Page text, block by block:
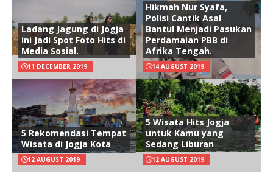
Ladang Jagung di Jogja
ini Jadi Spot Foto Hits di
Media Sosial.
11 DECEMBER 2019
Hikmah Nur Syafa,
Polisi Cantik Asal
Bantul Menjadi Pasukan
Perdamaian PBB di
Afrika Tengah.
14 AUGUST 2019
5 Rekomendasi Tempat
Wisata di Jogja Kota
12 AUGUST 2019
5 Wisata Hits Jogja
untuk Kamu yang
Sedang Liburan
12 AUGUST 2019